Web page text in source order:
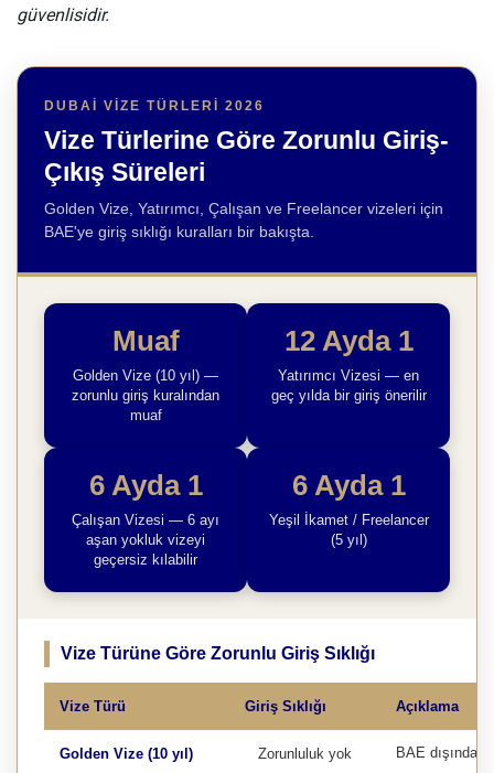
güvenlisidir.
DUBAI VIZE TÜRLERI 2026
Vize Türlerine Göre Zorunlu Giriş-
Çıkış Süreleri
Golden Vize, Yatırımcı, Çalışan ve Freelancer vizeleri için
BAE'ye giriş sıklığı kuralları bir bakışta.
Muaf
Golden Vize (10 yıl) —
zorunlu giriş kuralından
muaf
12 Ayda 1
Yatırımcı Vizesi — en
geç yılda bir giriş önerilir
6 Ayda 1
Çalışan Vizesi — 6 ayı
aşan yokluk vizeyi
geçersiz kılabilir
6 Ayda 1
Yeşil İkamet / Freelancer
(5 yıl)
Vize Türüne Göre Zorunlu Giriş Sıklığı
Vize Türü Giriş Sıklığı Açıklama
Golden Vize (10 yıl) Zorunluluk yok BAE dışında